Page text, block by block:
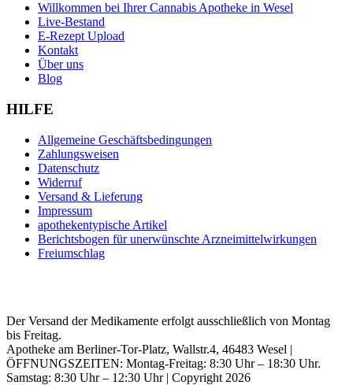
Willkommen bei Ihrer Cannabis Apotheke in Wesel
Live-Bestand
E-Rezept Upload
Kontakt
Über uns
Blog
HILFE
Allgemeine Geschäftsbedingungen
Zahlungsweisen
Datenschutz
Widerruf
Versand & Lieferung
Impressum
apothekentypische Artikel
Berichtsbogen für unerwünschte Arzneimittelwirkungen
Freiumschlag
Der Versand der Medikamente erfolgt ausschließlich von Montag
bis Freitag.
Apotheke am Berliner-Tor-Platz, Wallstr.4, 46483 Wesel |
ÖFFNUNGSZEITEN: Montag-Freitag: 8:30 Uhr – 18:30 Uhr.
Samstag: 8:30 Uhr – 12:30 Uhr | Copyright 2026